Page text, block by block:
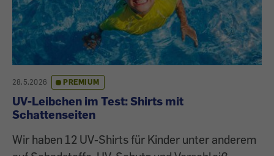
28.5.2026 PREMIUM
UV-Leibchen im Test: Shirts mit
Schattenseiten
Wir haben 12 UV-Shirts für Kinder unter anderem